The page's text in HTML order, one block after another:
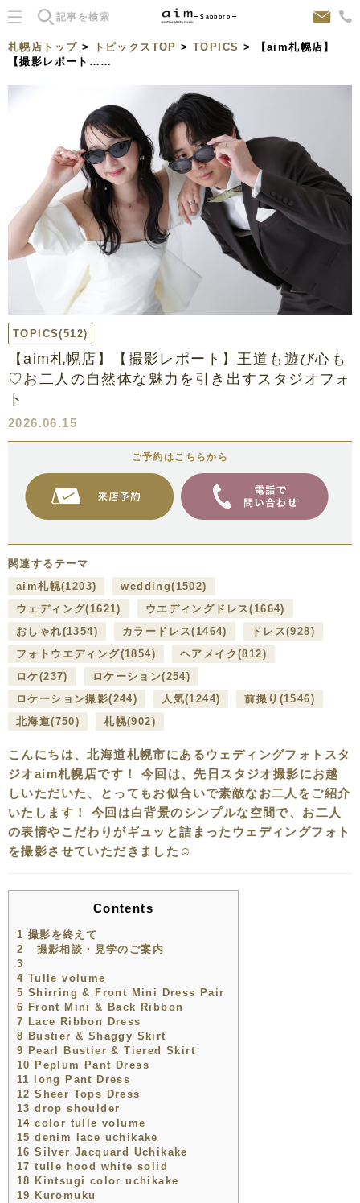
Sapporo
札幌店トップ > トピックスTOP >TOPICS > 【aim札幌店】
【撮影レポート……
TOPICS(512)
【aim札幌店】【撮影レポート】王道も遊び心も
♡お二人の自然体な魅力を引き出すスタジオフォ
ト
2026.06.15
ご予約はこちらから
関連するテーマ
aim札幌(1203) wedding(1502)
ウェディング(1621) ウエディングドレス(1664)
おしゃれ(1354) カラードレス(1464) ドレス(928)
フォトウエディング(1854) ヘアメイク(812)
ロケ(237) ロケーション(254)
ロケーション撮影(244) 人気(1244) 前撮り (1546)
北海道(750) 札幌(902)
こんにちは、北海道札幌市にあるウェディングフォトスタ
ジオaim札幌店です！ 今回は、先日スタジオ撮影にお越
しいただいた、とってもお似合いで素敵なお二人をご紹介
いたします！ 今回は白背景のシンプルな空間で、お二人
の表情やこだわりがギュッと詰まったウェディングフォト
を撮影させていただきました☺️
Contents
1 撮影を終えて
2 撮影相談・見学のご案内
3
4 Tulle volume
5 Shirring & Front Mini Dress Pair
6 Front Mini & Back Ribbon
7 Lace Ribbon Dress
8 Bustier & Shaggy Skirt
9 Pearl Bustier & Tiered Skirt
10 Peplum Pant Dress
11
long Pant Dress
12 Sheer Tops Dress
13 drop shoulder
14 color tulle volume
15 denim lace uchikake
16 Silver Jacquard Uchikake
17 tulle hood white solid
18 Kintsugi color uchikake
19 Kuromuku